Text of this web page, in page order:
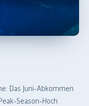
Das Juni-Abkommen
Season-Hoch